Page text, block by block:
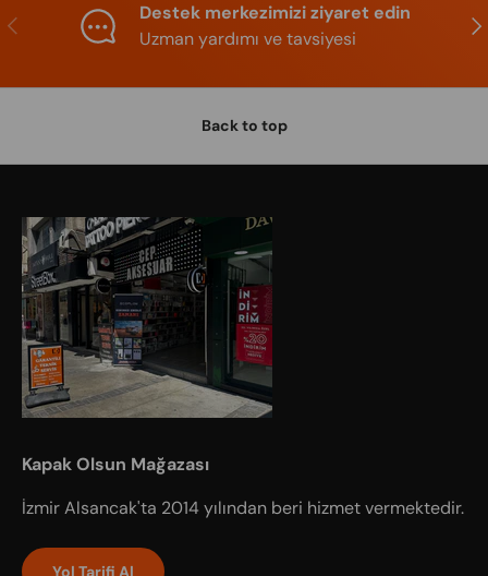
Previous
Destek merkezimizi ziyaret edin
Uzman yardımı ve tavsiyesi
Back to top
Kapak Olsun Mağazası
İzmir Alsancak'ta 2014 yılından beri hizmet vermektedir.
Yol Tarifi Al